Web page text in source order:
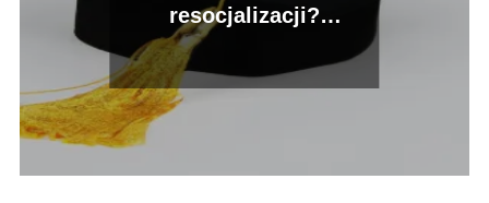
resocjalizacji?
Praktyczne kroki do
kariery